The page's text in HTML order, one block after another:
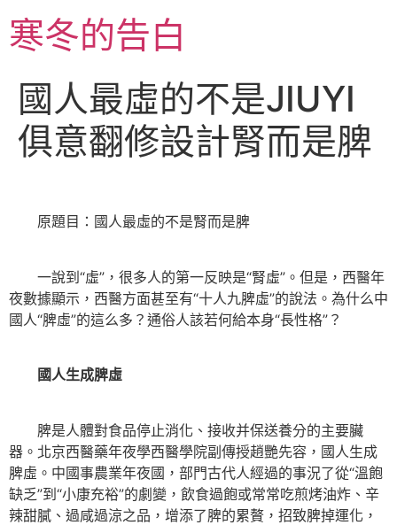
至
主寒冬的告白
國人最虛的不是JIUYI
俱意翻修設計腎而是脾
原題目：國人最虛的不是腎而是脾
一說到“虛”，很多人的第一反映是“腎虛”。但是，西醫年
夜數據顯示，西醫方面甚至有“十人九脾虛”的說法。為什么中
國人“脾虛”的這么多？通俗人該若何給本身“長性格”？
國人生成脾虛
脾是人體對食品停止消化、接收并保送養分的主要臟
器。北京西醫藥年夜學西醫學院副傳授趙艷先容，國人生成
脾虛。中國事農業年夜國，部門古代人經過的事況了從“溫飽
缺乏”到“小康充裕”的劇變，飲食過飽或常常吃煎烤油炸、辛
辣甜膩、過咸過涼之品，增添了脾的累贅，招致脾掉運化，